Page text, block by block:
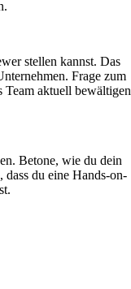
stellen kannst. Das
Frage zum
Team aktuell bewältigen
Betone, wie du dein
du eine Hands-on-